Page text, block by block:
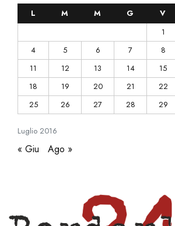
Luglio 2016
L M M G V
1
4
5 6 7 8
11
12 13 14 15
18
19 20 21 22
25
26 27 28 29
« Giu Ago »